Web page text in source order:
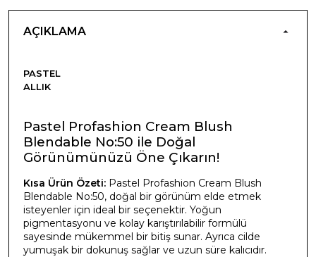
AÇIKLAMA
PASTEL
ALLIK
Pastel Profashion Cream Blush
Blendable No:50 ile Doğal
Görünümünüzü Öne Çıkarın!
Kısa Ürün Özeti: Pastel Profashion Cream Blush
Blendable No:50, doğal bir görünüm elde etmek
isteyenler için ideal bir seçenektir. Yoğun
pigmentasyonu ve kolay karıştırılabilir formülü
sayesinde mükemmel bir bitiş sunar. Ayrıca cilde
yumuşak bir dokunuş sağlar ve uzun süre kalıcıdır.